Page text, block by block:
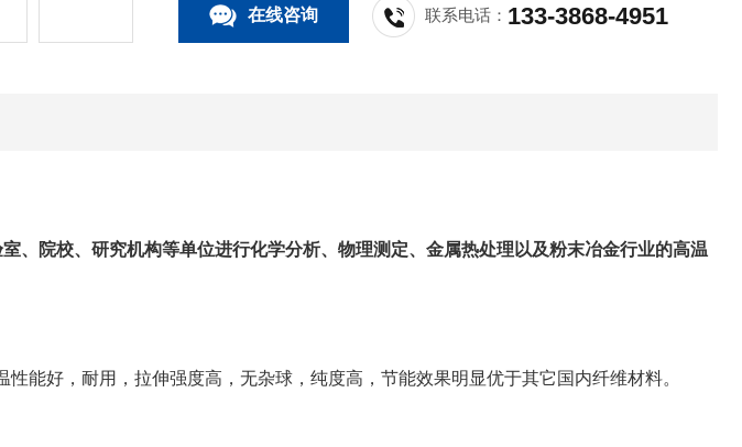
在线咨询 联系电话： 133-3868-4951
、院校、研究机构等单位进行化学分析、物理测定、金属热处理以及粉末冶金行业的高温
能好，耐用，拉伸强度高，无杂球，纯度高，节能效果明显优于其它国内纤维材料。